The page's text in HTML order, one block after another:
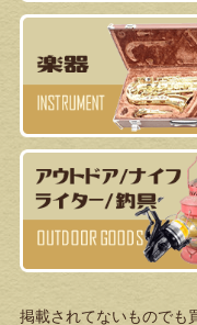
掲載されてないものでも